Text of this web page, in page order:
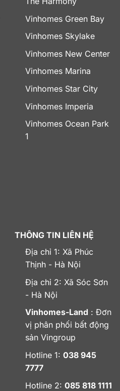
Vinhomes Green Bay
Vinhomes Skylake
Vinhomes New Center
Vinhomes Marina
Vinhomes Star City
Vinhomes Imperia
Vinhomes Ocean Park
1
THÔNG TIN LIÊN HỆ
Địa chỉ 1: Xã Phúc
Thịnh - Hà Nội
Địa chỉ 2: Xã Sóc Sơn
- Hà Nội
Vinhomes-Land : Đơn
vị phân phối bất động
sản Vingroup
Hotline 1: 038 945
7777
Hotline 2: 085 818 1111